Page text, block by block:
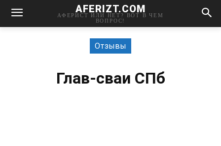
AFERIZT.COM
АФЕРИСТ ИЛИ НЕТ? ВОТ В ЧЕМ
ВОПРОС!
Отзывы
Глав-сваи СПб